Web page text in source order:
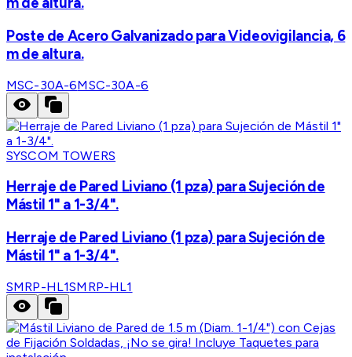
Poste de Acero Galvanizado para Videovigilancia, 6
m de altura.
MSC-30A-6MSC-30A-6
SYSCOM TOWERS
Herraje de Pared Liviano (1 pza) para Sujeción de
Mástil 1" a 1-3/4".
Herraje de Pared Liviano (1 pza) para Sujeción de
Mástil 1" a 1-3/4".
SMRP-HL1SMRP-HL1